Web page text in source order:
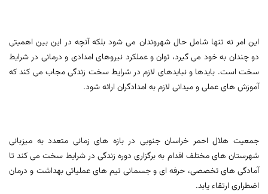
این امر نه تنها شامل حال شهروندان می شود بلکه آنچه در این بین اهمیتی
دو چندان به خود می گیرد، توان و عملکرد نیروهای امدادی و درمانی در شرایط
سخت است. بایدها و نبایدهای لازم در شرایط سخت زندگی مجاب می کند که
آموزش های عملی و میدانی لازم به امدادگران ارائه شود.
جمعیت هلال احمر خراسان جنوبی در بازه های زمانی متعدد به میزبانی
شهرستان های مختلف اقدام به برگزاری دوره زندگی در شرایط سخت می کند تا
آمادگی های تخصصی، حرفه ای و جسمانی تیم های عملیاتی بهداشت و درمان
اضطراری ارتقاء یابد.